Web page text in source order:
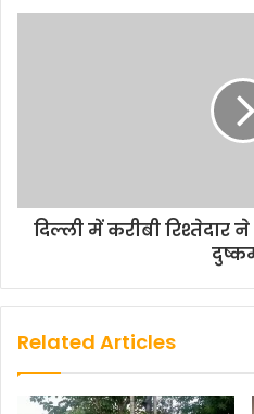
दिल्ली में करीबी रिश्तेदार
Related Articles